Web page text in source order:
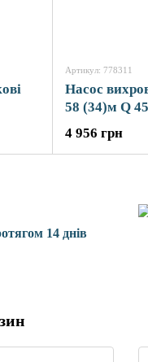
Артикул: 778311
Насос
58 (34)м Q
10м кабелю
4SKm100M
4 956 грн
14 днів